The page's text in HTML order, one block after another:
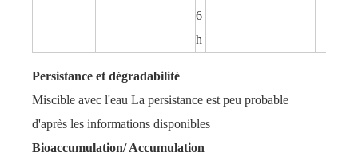
6
h
Persistance et dégradabilité
Miscible avec l'eau La persistance est peu probable
d'après les informations disponibles
Bioaccumulation/ Accumulation